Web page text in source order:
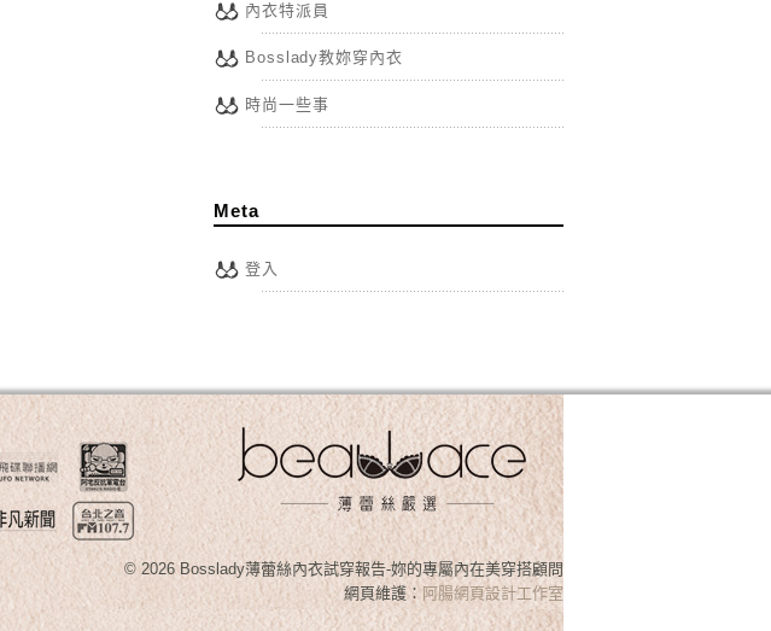
內衣特派員
Bosslady教妳穿內衣
時尚一些事
Meta
登入
© 2026 Bosslady薄蕾絲內衣試穿報告-妳的專屬內在美穿搭顧問
網頁維護： 阿腸網頁設計工作室